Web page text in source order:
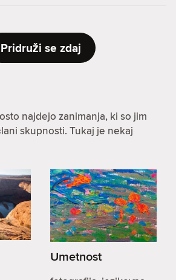
Pridruži se zdaj
najdejo zanimanja, ki so jim
skupnosti. Tukaj je nekaj
Umetnost